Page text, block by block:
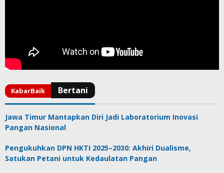
Jawa Timur Mantapkan Diri Jadi Laboratorium Inovasi
Pangan Nasional
Pengukuhkan DPN HKTI 2025–2030: Akhiri Dualisme,
Satukan Petani untuk Kedaulatan Pangan